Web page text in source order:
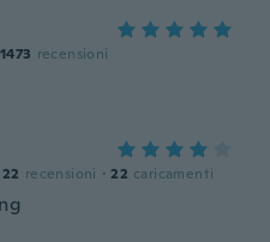
1473 recensioni
22 recensioni · 22 caricamenti